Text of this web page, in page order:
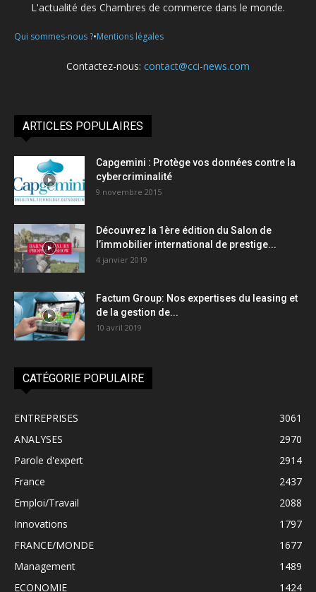
L'actualité des Chambres de commerce dans le monde.
Qui sommes-nous ?•Mentions légales
Contactez-nous: contact@cci-news.com
ARTICLES POPULAIRES
Capgemini : Protège vos données contre la
cybercriminalité
9 novembre 2015
Découvrez la 1ère édition du Salon de
l’immobilier international de prestige...
4 janvier 2019
Factum Group: Nos expertises du leasing et
de la gestion de...
10 avril 2019
CATÉGORIE POPULAIRE
ENTREPRISES
3061
ANALYSES
2970
Parole d'expert
2914
France
2437
Emploi/Travail
2088
Innovations
1797
FRANCE/MONDE
1677
Management
1489
ECONOMIE
1424